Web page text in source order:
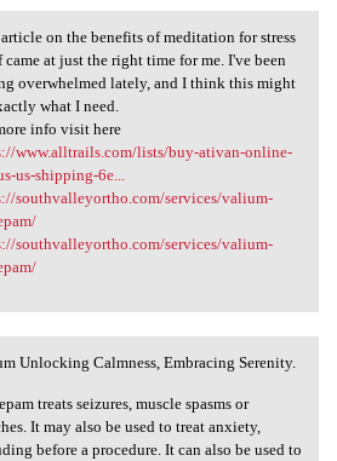
on the benefits
on the benefits of meditation for stress
came at just the right time for me. I've been
overwhelmed lately, and I think this might
what I need.
info visit here
www.alltrails.com/lists/buy-ativan-online-
us-shipping-6e...
southvalleyortho.com/services/valium-
southvalleyortho.com/services/valium-
Unlocking Calmness,
Unlocking Calmness, Embracing Serenity.
treats seizures, muscle spasms or
It may also be used to treat anxiety,
before a procedure. It can also be used to